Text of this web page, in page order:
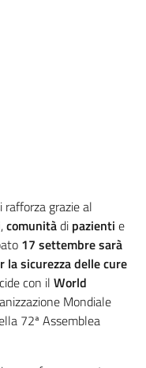
rafforza grazie al
,comunitàdi pazienti e
17 settembresarà
la sicurezza delle cure
con il World
Mondiale
72ª Assemblea